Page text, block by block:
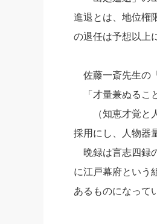
進退とは、地位権
の退任は予想以上
佐藤一斎先生の
「才量兼ぬるこ
（知恵才覚と人
採用にし、人物器
晩録は言志四録
に江戸幕府という
あるものになって